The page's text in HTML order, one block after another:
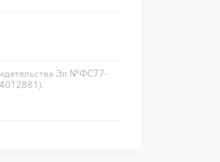
Эл №ФС77-